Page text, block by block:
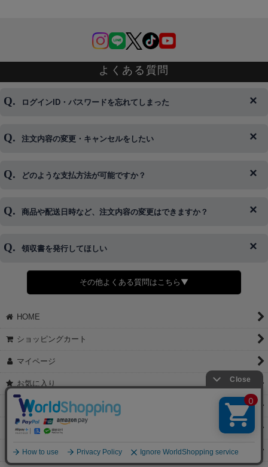
よくある質問
ログインID・パスワードを忘れてしまった
◆下記ページより、ログインIDの変更が可能です。
注文内容の変更・キャンセルをしたい
◆即日発送を行なっている関係上、午後以降のご連絡やキャンセル
※発送後、発送準備が完了しお手続きが間に合わない場合は変更、
どのような支払方法が可能ですか？
◆代金引換・クレジットカード・携帯キャリア決済・おねだり決
商品や配送日時など、注文内容の変更はできますか？
◆商品発送前の変更は承っております。
さい。
領収書を発行してほしい
◆領収書はご希望頂いた場合のみ発行しております。
【これからご注文する場合】
願いします。
②宛名（空欄は上様は不可）
【すでにご注文が完了している場合】
①お電話・メール・LINEにて領収書希望の連絡をお願い致します
②後日、郵送にて領収書を送らせて頂きます。
①マイページから購入履歴→購入内容→領収書発行を選択。
その他よくある質問はこちら▼
HOME
ショッピングカート
マイページ
お気に入り
特定商取引法表示
ご利用案内
お問い合せ